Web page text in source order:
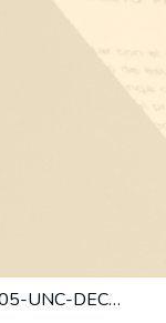
RD-2025-305-UNC-DEC#FP